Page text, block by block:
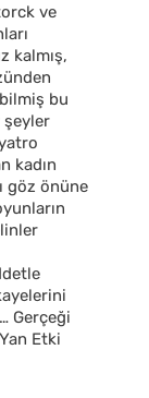
ve
kalmış,
bu
şeyler
kadın
göz önüne
Gerçeği
Etki